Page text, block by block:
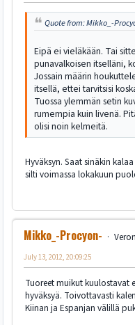
Quote from: Mikko_-
Eipä ei vieläkään. Tai
punavalkoisen itselläni,
Jossain määrin
itsellä, ettei tarvitsisi
Tuossa ylemmän setin
rumempia kuin livenä.
olisi noin kelmeitä.
Hyväksyn. Saat sinäkin
silti voimassa lokakuun
Mikko_-Procyon-
July 13, 2012, 20:09:25
Tuoreet muikut kuulostavat
hyväksyä. Toivottavasti
Kiinan ja Espanjan välillä